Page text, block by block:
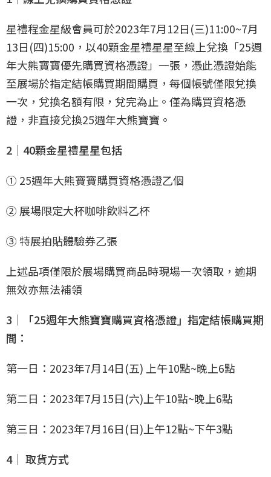
星禮程金星級會員可於2023年7月12日(三)11:00~7月
13日(四)15:00，以40顆金星禮星星至線上兌換「25週
年大熊寶寶優先購買資格憑證」一張，憑此憑證始能
至展場於指定結帳購買期間購買，每個帳號僅限兌換
一次，兌換名額有限，兌完為止。僅為購買資格憑
證，非直接兌換25週年大熊寶寶。
2｜40顆金星禮星星包括
① 25週年大熊寶寶購買資格憑證乙個
② 展場限定大杯咖啡飲料乙杯
③ 特展拍貼體驗券乙張
上述品項僅限於展場購買商品時現場一次領取，逾期
無效亦無法補領
3｜「25週年大熊寶寶購買資格憑證」指定結帳購買期
間：
第一日：2023年7月14日(五) 上午10點~晚上6點
第二日：2023年7月15日(六)上午10點~晚上6點
第三日：2023年7月16日(日)上午12點~下午3點
4｜ 取貨方式